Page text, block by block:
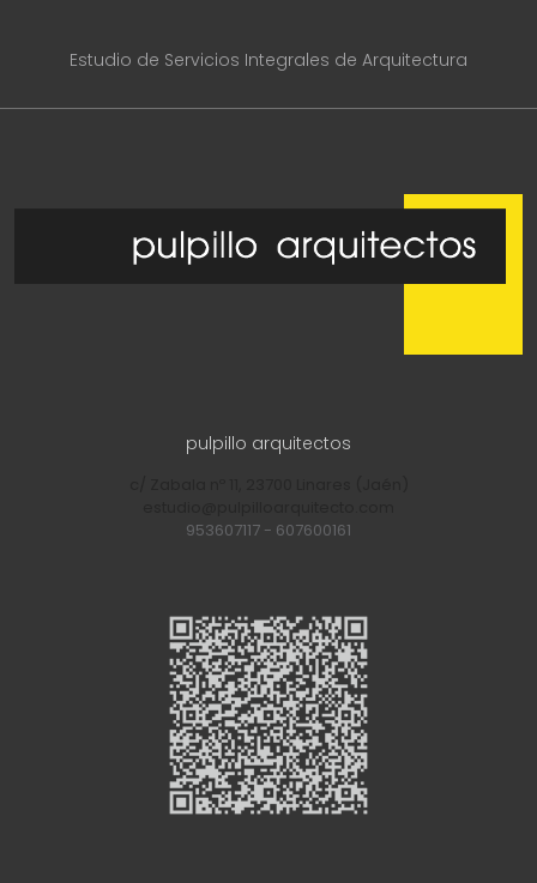
Estudio de Servicios Integrales de Arquitectura
pulpillo arquitectos
953607117 - 607600161